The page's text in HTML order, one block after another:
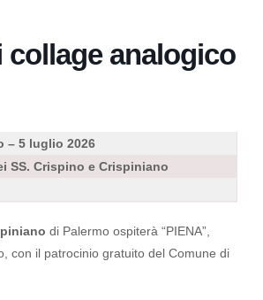
collage analogico
– 5 luglio 2026
SS. Crispino e Crispiniano
di Palermo ospiterà “PIENA”,
con il patrocinio gratuito del Comune di